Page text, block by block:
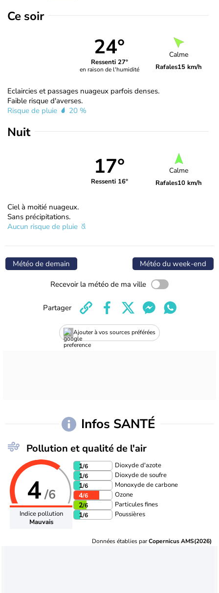
Ce soir
24°
Ressenti 27°
en raison de l'humidité
Calme
Rafales15 km/h
Eclaircies et passages nuageux parfois denses.
Faible risque d'averses.
Risque de pluie
20 %
Nuit
17°
Ressenti 16°
Calme
Rafales10 km/h
Ciel à moitié nuageux.
Sans précipitations.
Aucun risque de pluie
Météo de demain Météo du week-end
Recevoir la météo de ma ville
Ajouter à vos sources préférées
Partager
Infos SANTÉ
Pollution et qualité de l'air
4/6
Indice pollution
Mauvais
1/6 Dioxyde d'azote
1/6 Dioxyde de soufre
1/6 Monoxyde de carbone
4/6 Ozone
2/6 Particules fines
1/6 Poussières
Données établies parCopernicus AMS(2026)